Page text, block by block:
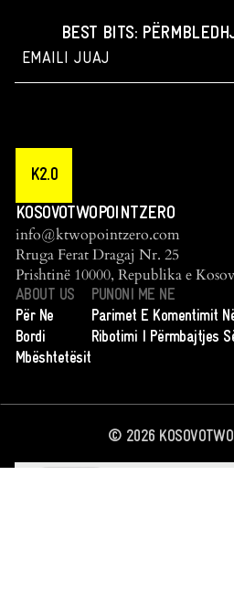
BEST BITS:
K2.0
KOSOVOTWOPOINTZERO
info@ktwopointzero.com
Rruga Ferat Dragaj Nr. 25
Prishtinë 10000, Republika e
ABOUT US
Për Ne
Bordi
Mbështetësit
PUNONI ME NE
Parimet E Komentimit
Ribotimi I Përmbajtjes
© 2026